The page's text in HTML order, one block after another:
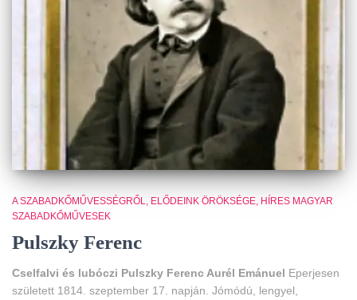
A SZABADKŐMŰVESSÉGRŐL ELŐDEINK ÖRÖKSÉGE HÍRES MAGYAR
SZABADKŐMŰVESEK
Pulszky Ferenc
Cselfalvi és lubóczi Pulszky Ferenc Aurél Emánuel Eperjesen
született 1814. szeptember 17. napján. Jómódú, lengyel,